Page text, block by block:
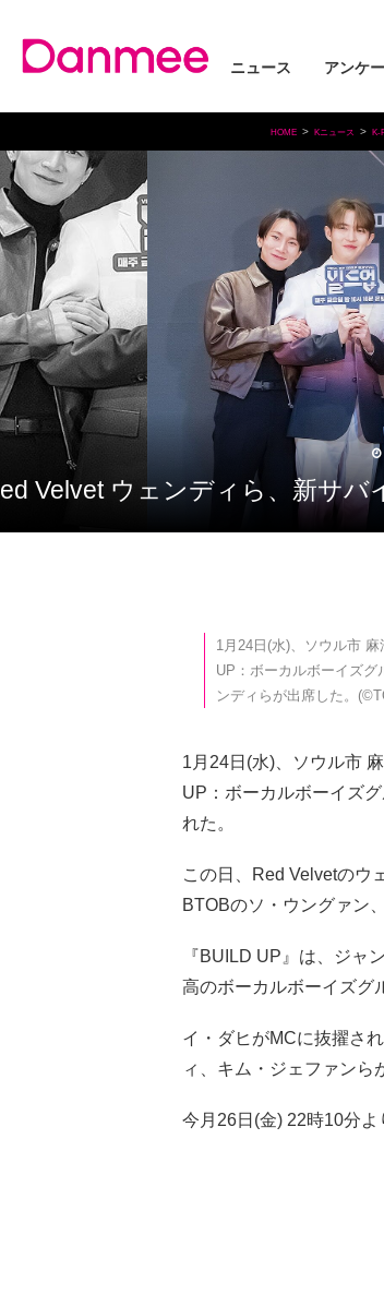
ニュース アンケ
HOME Kニュース K-
Red Velvet ウェンディら、新サ
1月24日(水)、ソウル市
UP：ボーカルボーイズグ
ンディらが出席した。
1月24日(水)、ソウル市
UP：ボーカルボーイズ
れた。
この日、Red Velvetのウ
BTOBのソ・ウングァン
『BUILD UP』は、ジャ
高のボーカルボーイズグ
イ・ダヒがMCに抜擢さ
ィ、キム・ジェファンら
今月26日(金) 22時10分よ